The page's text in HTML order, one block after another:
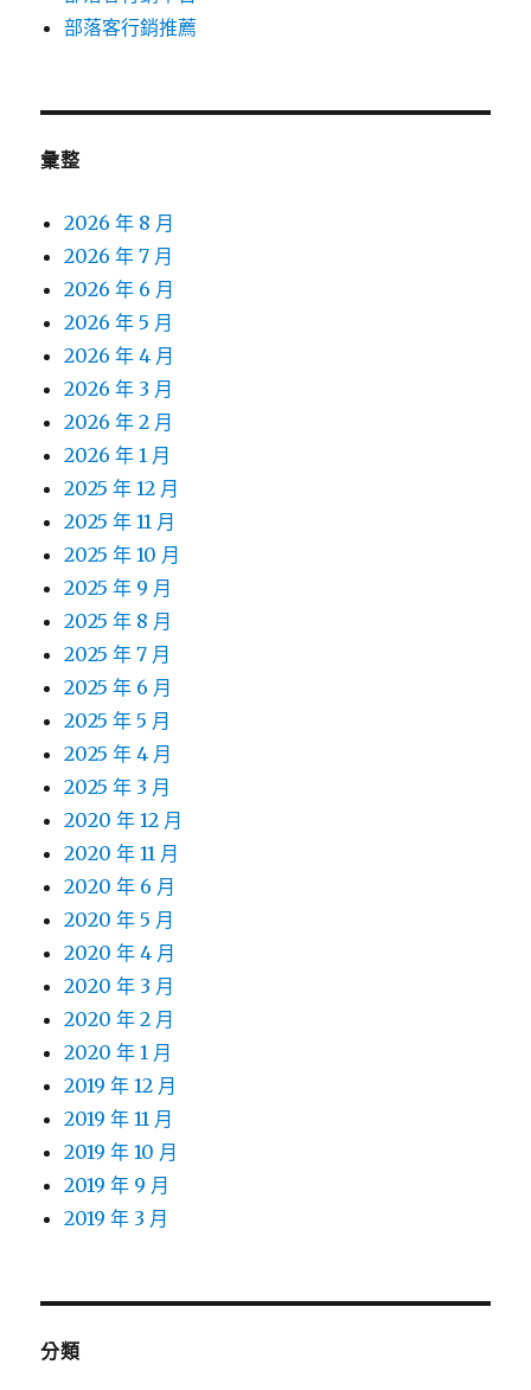
部落客行銷推薦
彙整
2026 年 8 月
2026 年 7 月
2026 年 6 月
2026 年 5 月
2026 年 4 月
2026 年 3 月
2026 年 2 月
2026 年 1 月
2025 年 12 月
2025 年 11 月
2025 年 10 月
2025 年 9 月
2025 年 8 月
2025 年 7 月
2025 年 6 月
2025 年 5 月
2025 年 4 月
2025 年 3 月
2020 年 12 月
2020 年 11 月
2020 年 6 月
2020 年 5 月
2020 年 4 月
2020 年 3 月
2020 年 2 月
2020 年 1 月
2019 年 12 月
2019 年 11 月
2019 年 10 月
2019 年 9 月
2019 年 3 月
分類